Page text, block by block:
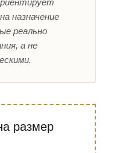
назначение
реально
а не
размер